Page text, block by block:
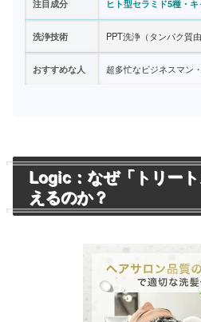
注目成分 ヒト型セラミド5種・
洗浄技術 PPT洗浄（タンパク質
おすすめな人 超多忙なビジネスマン
Logic：なぜ「トリー
えるのか？